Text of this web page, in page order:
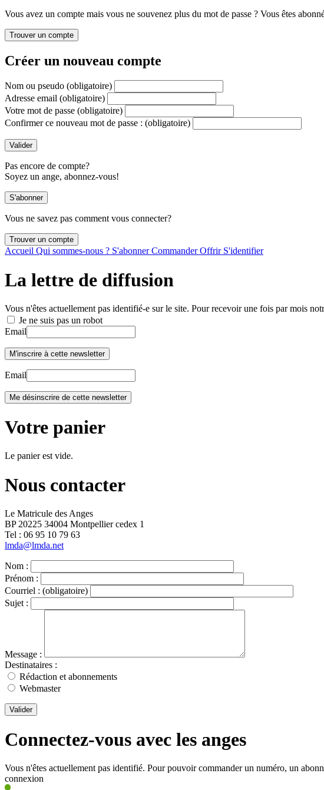
Vous avez un compte mais vous ne souvenez plus du mot de passe ? Vous êtes
Créer un nouveau compte
Nom ou pseudo (obligatoire)
Adresse email (obligatoire)
Votre mot de passe (obligatoire)
Confirmer ce nouveau mot de passe : (obligatoire)
Pas encore de compte?
Soyez un ange, abonnez-vous!
Vous ne savez pas comment vous connecter?
Accueil Qui sommes-nous ? S'abonnerCommanderOffrir S'identifier
La lettre de diffusion
Vous n'êtes actuellement pas identifié-e sur le site. Pour recevoir une fois par mois
Je ne suis pas un robot
Email
Email
Votre panier
Le panier est vide.
Nous contacter
Le Matricule des Anges
BP 20225 34004 Montpellier cedex 1
Tel : ‭06 95 10 79 63
lmda@lmda.net
Nom :
Prénom :
Courriel : (obligatoire)
Sujet :
Message :
Destinataires :
Rédaction et abonnements
Webmaster
Valider
Connectez-vous avec les anges
Vous n'êtes actuellement pas identifié. Pour pouvoir commander un numéro, un
connexion